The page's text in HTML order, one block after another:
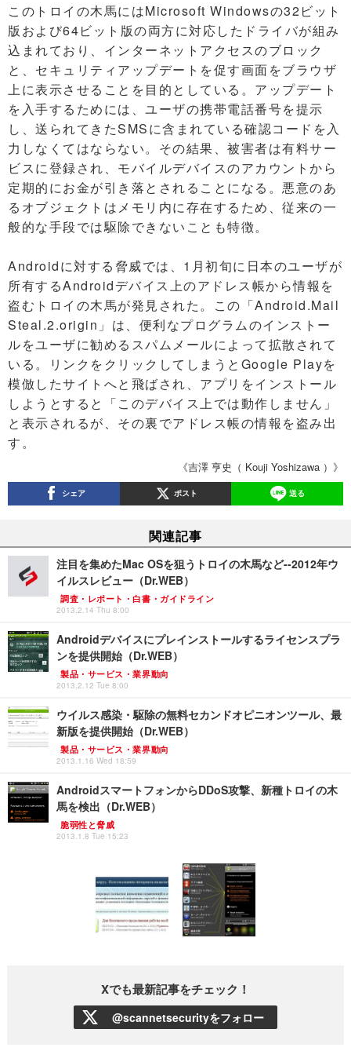
このトロイの木馬にはMicrosoft Windowsの32ビット
版および64ビット版の両方に対応したドライバが組み
込まれており、インターネットアクセスのブロック
と、セキュリティアップデートを促す画面をブラウザ
上に表示させることを目的としている。アップデート
を入手するためには、ユーザの携帯電話番号を提示
し、送られてきたSMSに含まれている確認コードを入
力しなくてはならない。その結果、被害者は有料サー
ビスに登録され、モバイルデバイスのアカウントから
定期的にお金が引き落とされることになる。悪意のあ
るオブジェクトはメモリ内に存在するため、従来の一
般的な手段では駆除できないことも特徴。
Androidに対する脅威では、1月初旬に日本のユーザが
所有するAndroidデバイス上のアドレス帳から情報を
盗むトロイの木馬が発見された。この「Android.Mail
Steal.2.origin」は、便利なプログラムのインストー
ルをユーザに勧めるスパムメールによって拡散されて
いる。リンクをクリックしてしまうとGoogle Playを
模倣したサイトへと飛ばされ、アプリをインストール
しようとすると「このデバイス上では動作しません」
と表示されるが、その裏でアドレス帳の情報を盗み出
す。
《吉澤 亨史（ Kouji Yoshizawa ）》
シェア ポスト 送る
関連記事
注目を集めたMac OSを狙うトロイの木馬など--2012年ウ
イルスレビュー（Dr.WEB）
調査・レポート・白書・ガイドライン
2013.2.14 Thu 8:00
Androidデバイスにプレインストールするライセンスプラ
ンを提供開始（Dr.WEB）
製品・サービス・業界動向
2013.2.12 Tue 8:00
ウイルス感染・駆除の無料セカンドオピニオンツール、最
新版を提供開始（Dr.WEB）
製品・サービス・業界動向
2013.1.16 Wed 18:59
AndroidスマートフォンからDDoS攻撃、新種トロイの木
馬を検出（Dr.WEB）
脆弱性と脅威
2013.1.8 Tue 15:23
Xでも最新記事をチェック！
@scannetsecurityをフォロー